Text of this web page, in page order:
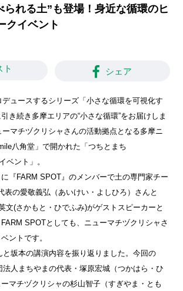
られる土”も登場！身近な循環のヒ
クイベント
ト シェア
ュースするシリーズ「小さな循環を可視化す
き続き多摩エリアの“小さな循環”をお届けしま
マチヅクリシャさんの活動拠点となる多摩ニ
八角堂」で開かれた「つちとまち
ベント」。
『FARM SPOT』のメンバーで土の専門家チー
表の愛敬義弘（あいけい・よしひろ）さんと
文(さかもと・ひでふみ)がゲストスピーカーと
SPOTとしても、ニューマチヅクリシャさ
ントです。
と坂本の講演内容を振り返りました。今回の
法人まちやまの代表・塚原宏城（つかはら・ひ
マチヅクリシャの杉山智子（すぎやま・とも